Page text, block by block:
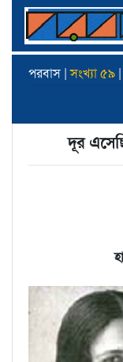
পরবাস |সংখ্যা ৫৯
দূর